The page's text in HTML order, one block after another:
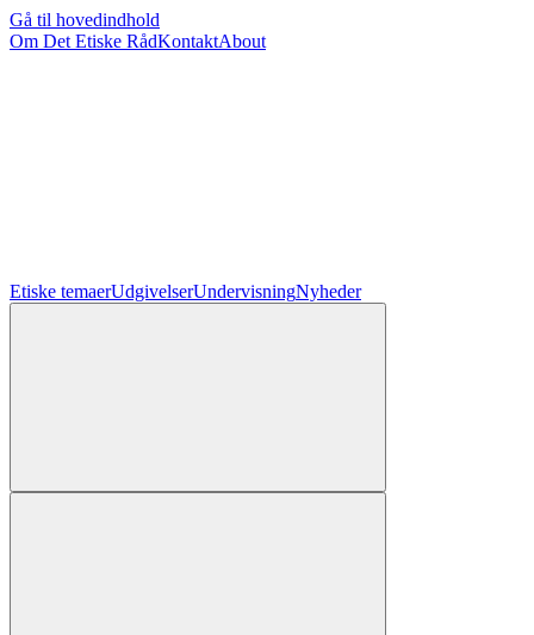
Gå til hovedindhold
Om Det Etiske RådKontaktAbout
Etiske temaerUdgivelserUndervisningNyheder